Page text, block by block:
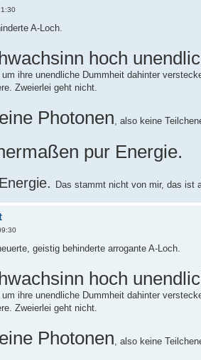
A-Loch.
hoch
ihre unendliche Dummheit dahinter
Zweierlei geht nicht.
Photonen , also keine
pur Energie.
Das stammt nicht von mir, das ist
geistig behinderte arrogante A-Loch.
hoch
ihre unendliche Dummheit dahinter
Zweierlei geht nicht.
Photonen, also keine